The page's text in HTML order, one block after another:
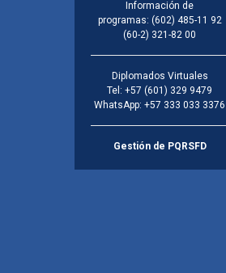
Información de
programas: (602) 485-11 92
(60-2) 321-82 00
Diplomados Virtuales
Tel: +57 (601) 329 9479
WhatsApp: +57 333 033 3376
Gestión de PQRSFD